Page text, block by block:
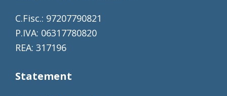
C.Fisc.: 97207790821
P.IVA: 06317780820
REA: 317196
Statement